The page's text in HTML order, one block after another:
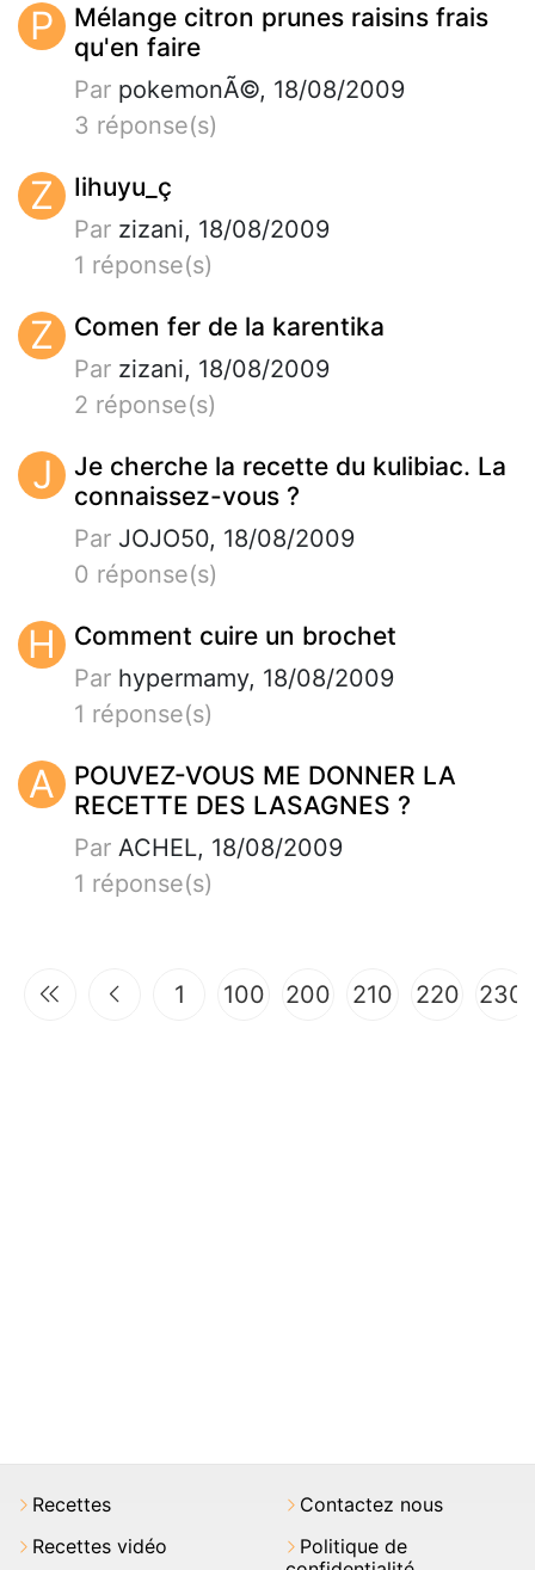
P
Mélange citron prunes raisins frais
qu'en faire
Par pokemonÃ©, 18/08/2009
3 réponse(s)
Z Iihuyu_ç
Par zizani, 18/08/2009
1 réponse(s)
Z Comen fer de la karentika
Par zizani, 18/08/2009
2 réponse(s)
J
Je cherche la recette du kulibiac. La
connaissez-vous ?
Par JOJO50, 18/08/2009
0 réponse(s)
H Comment cuire un brochet
Par hypermamy, 18/08/2009
1 réponse(s)
A
POUVEZ-VOUS ME DONNER LA
RECETTE DES LASAGNES ?
Par ACHEL, 18/08/2009
1 réponse(s)
1 100 200 210 220 230
Recettes
Recettes vidéo
Contactez nous
Politique de